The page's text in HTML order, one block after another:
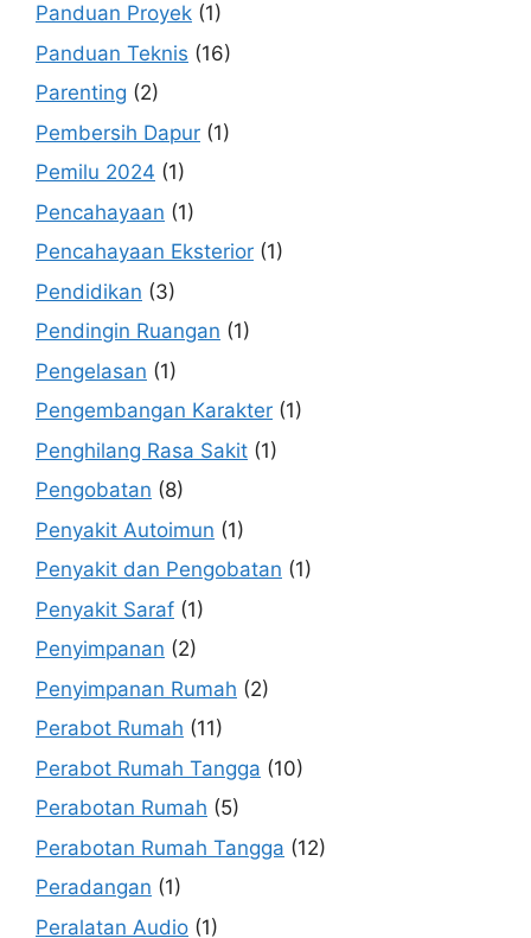
Panduan Proyek (1)
Panduan Teknis (16)
Parenting (2)
Pembersih Dapur (1)
Pemilu 2024 (1)
Pencahayaan (1)
Pencahayaan Eksterior (1)
Pendidikan (3)
Pendingin Ruangan (1)
Pengelasan (1)
Pengembangan Karakter (1)
Penghilang Rasa Sakit (1)
Pengobatan (8)
Penyakit Autoimun (1)
Penyakit dan Pengobatan (1)
Penyakit Saraf (1)
Penyimpanan (2)
Penyimpanan Rumah (2)
Perabot Rumah (11)
Perabot Rumah Tangga (10)
Perabotan Rumah (5)
Perabotan Rumah Tangga (12)
Peradangan (1)
Peralatan Audio (1)